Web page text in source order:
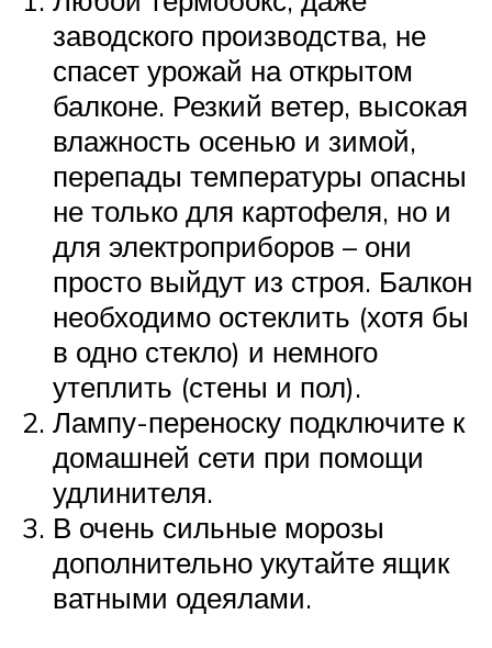
заводского производства, не
спасет урожай на открытом
балконе. Резкий ветер, высокая
влажность осенью и зимой,
перепады температуры опасны
не только для картофеля, но и
для электроприборов – они
просто выйдут из строя. Балкон
необходимо остеклить (хотя бы
в одно стекло) и немного
утеплить (стены и пол).
Лампу-переноску подключите к
домашней сети при помощи
удлинителя.
В очень сильные морозы
дополнительно укутайте ящик
ватными одеялами.